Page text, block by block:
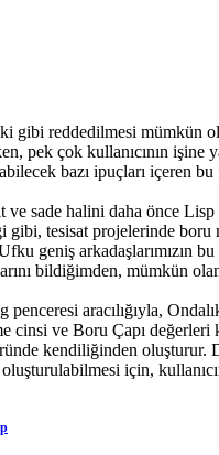
gibi reddedilmesi mümkün
pek çok kullanıcının işine
bazı ipuçları içeren
sade halini daha önce Lisp
tesisat projelerinde boru
geniş arkadaşlarımızın
bildiğimden, mümkün
penceresi aracılığıyla,
cinsi ve Boru Çapı
kendiliğinden oluşturur.
için,